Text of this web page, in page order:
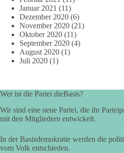
Januar 2021 (11)
Dezember 2020 (6)
November 2020 (21)
Oktober 2020 (11)
September 2020 (4)
August 2020 (1)
Juli 2020 (1)
Wer ist die Partei dieBasis?
Wir sind eine neue Partei, die ihr
mit den Mitgliedern entwickelt.
In der Basisdemokratie werden die
vom Volk entschieden.